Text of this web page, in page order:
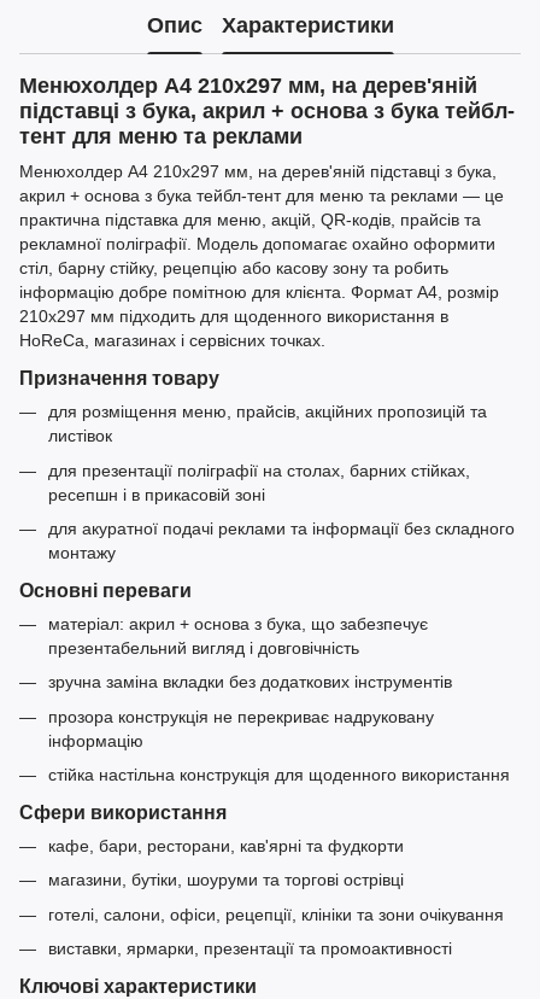
Опис Характеристики
Менюхолдер А4 210x297 мм, на дерев'яній
підставці з бука, акрил + основа з бука тейбл-
тент для меню та реклами
Менюхолдер А4 210x297 мм, на дерев'яній підставці з бука,
акрил + основа з бука тейбл-тент для меню та реклами — це
практична підставка для меню, акцій, QR-кодів, прайсів та
рекламної поліграфії. Модель допомагає охайно оформити
стіл, барну стійку, рецепцію або касову зону та робить
інформацію добре помітною для клієнта. Формат А4, розмір
210x297 мм підходить для щоденного використання в
HoReCa, магазинах і сервісних точках.
Призначення товару
для розміщення меню, прайсів, акційних пропозицій та
листівок
для презентації поліграфії на столах, барних стійках,
ресепшн і в прикасовій зоні
для акуратної подачі реклами та інформації без складного
монтажу
Основні переваги
матеріал: акрил + основа з бука, що забезпечує
презентабельний вигляд і довговічність
зручна заміна вкладки без додаткових інструментів
прозора конструкція не перекриває надруковану
інформацію
стійка настільна конструкція для щоденного використання
Сфери використання
кафе, бари, ресторани, кав'ярні та фудкорти
магазини, бутіки, шоуруми та торгові острівці
готелі, салони, офіси, рецепції, клініки та зони очікування
виставки, ярмарки, презентації та промоактивності
Ключові характеристики